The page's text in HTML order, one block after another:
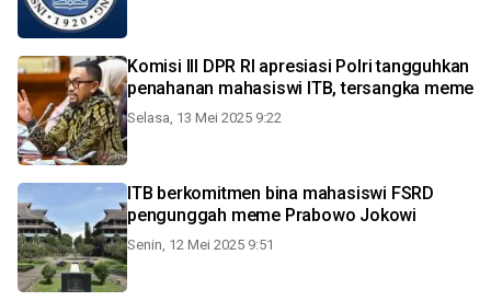
Komisi III DPR RI apresiasi Polri tangguhkan
penahanan mahasiswi ITB, tersangka meme
Selasa, 13 Mei 2025 9:22
ITB berkomitmen bina mahasiswi FSRD
pengunggah meme Prabowo Jokowi
Senin, 12 Mei 2025 9:51